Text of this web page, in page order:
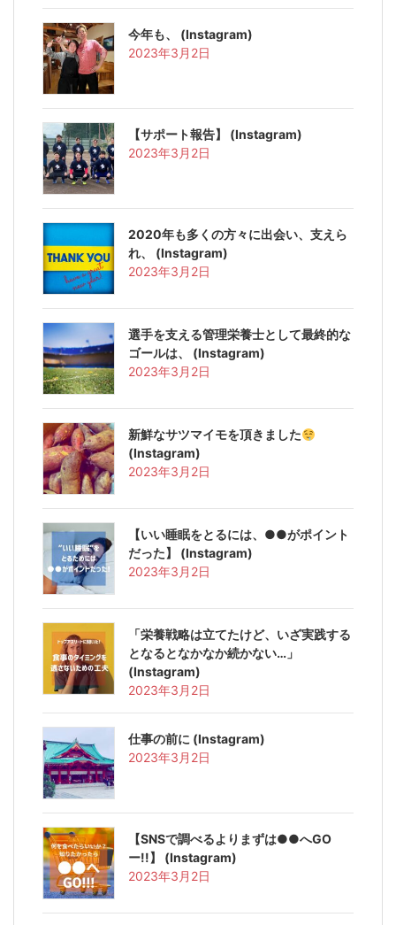
今年も、 (Instagram)
2023年3月2日
【サポート報告️】 (Instagram)
2023年3月2日
2020年も多くの方々に出会い、支えら
れ、 (Instagram)
2023年3月2日
選手を支える管理栄養士として最終的な
ゴールは、 (Instagram)
2023年3月2日
新鮮なサツマイモを頂きました
(Instagram)
2023年3月2日
【いい睡眠をとるには、●●がポイント
だった】 (Instagram)
2023年3月2日
「栄養戦略は立てたけど、いざ実践する
となるとなかなか続かない…」
(Instagram)
2023年3月2日
仕事の前に (Instagram)
2023年3月2日
【SNSで調べるよりまずは●●へGO
ー!!】 (Instagram)
2023年3月2日